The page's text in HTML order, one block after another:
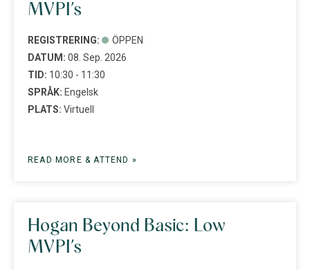
MVPI’s
REGISTRERING:
ÖPPEN
DATUM: 08. Sep. 2026
TID: 10:30 - 11:30
SPRÅK: Engelsk
PLATS: Virtuell
READ MORE & ATTEND »
Hogan Beyond Basic: Low
MVPI’s